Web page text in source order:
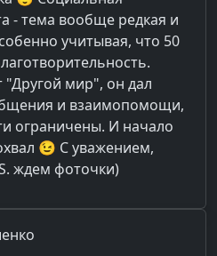
- тема вообще редкая и
учитывая, что 50
"Другой мир", он дал
и взаимопомощи,
ограничены. И начало
😉 С уважением,
ждем фоточки)